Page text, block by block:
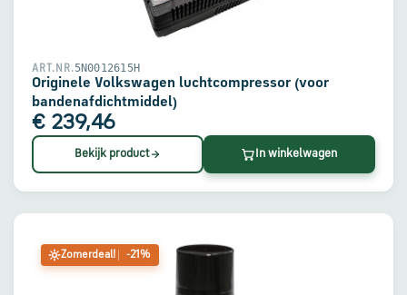
ART.NR.5N0012615H
Originele Volkswagen luchtcompressor (voor
bandenafdichtmiddel)
€ 239,46
Bekijk product In winkelwagen
Zomerdeal! -21%